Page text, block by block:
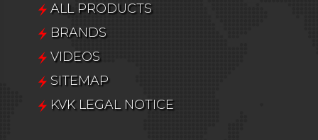
ALL PRODUCTS
BRANDS
VIDEOS
SITEMAP
KVK LEGAL NOTICE